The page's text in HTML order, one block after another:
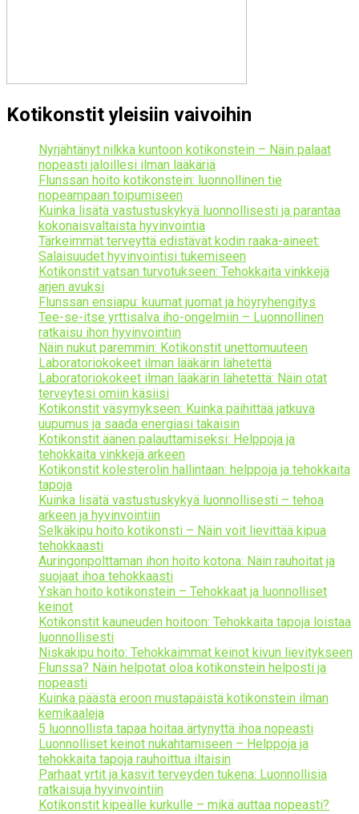
Kotikonstit yleisiin vaivoihin
Nyrjähtänyt nilkka kuntoon kotikonstein – Näin palaat
nopeasti jaloillesi ilman lääkäriä
Flunssan hoito kotikonstein: luonnollinen tie
nopeampaan toipumiseen
Kuinka lisätä vastustuskykyä luonnollisesti ja parantaa
kokonaisvaltaista hyvinvointia
Tärkeimmät terveyttä edistävät kodin raaka-aineet:
Salaisuudet hyvinvointisi tukemiseen
Kotikonstit vatsan turvotukseen: Tehokkaita vinkkejä
arjen avuksi
Flunssan ensiapu: kuumat juomat ja höyryhengitys
Tee-se-itse yrttisalva iho-ongelmiin – Luonnollinen
ratkaisu ihon hyvinvointiin
Näin nukut paremmin: Kotikonstit unettomuuteen
Laboratoriokokeet ilman lääkärin lähetettä
Laboratoriokokeet ilman lääkärin lähetettä: Näin otat
terveytesi omiin käsiisi
Kotikonstit väsymykseen: Kuinka päihittää jatkuva
uupumus ja saada energiasi takaisin
Kotikonstit äänen palauttamiseksi: Helppoja ja
tehokkaita vinkkejä arkeen
Kotikonstit kolesterolin hallintaan: helppoja ja tehokkaita
tapoja
Kuinka lisätä vastustuskykyä luonnollisesti – tehoa
arkeen ja hyvinvointiin
Selkäkipu hoito kotikonsti – Näin voit lievittää kipua
tehokkaasti
Auringonpolttaman ihon hoito kotona: Näin rauhoitat ja
suojaat ihoa tehokkaasti
Yskän hoito kotikonstein – Tehokkaat ja luonnolliset
keinot
Kotikonstit kauneuden hoitoon: Tehokkaita tapoja loistaa
luonnollisesti
Niskakipu hoito: Tehokkaimmat keinot kivun lievitykseen
Flunssa? Näin helpotat oloa kotikonstein helposti ja
nopeasti
Kuinka päästä eroon mustapäistä kotikonstein ilman
kemikaaleja
5 luonnollista tapaa hoitaa ärtynyttä ihoa nopeasti
Luonnolliset keinot nukahtamiseen – Helppoja ja
tehokkaita tapoja rauhoittua iltaisin
Parhaat yrtit ja kasvit terveyden tukena: Luonnollisia
ratkaisuja hyvinvointiin
Kotikonstit kipeälle kurkulle – mikä auttaa nopeasti?